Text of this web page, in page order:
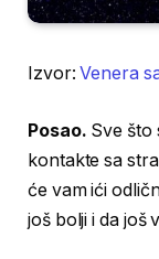
Izvor:Venera
Posao. Sve što
kontakte sa
će vam ići
još bolji i da još